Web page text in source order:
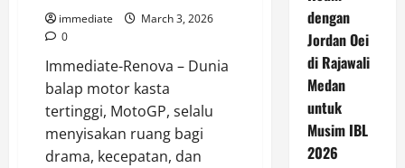
immediate
March 3, 2026
0
Immediate-Renova – Dunia
balap motor kasta
tertinggi, MotoGP, selalu
menyisakan ruang bagi
drama, kecepatan, dan
dengan
Jordan Oei
di Rajawali
Medan
untuk
Musim IBL
2026